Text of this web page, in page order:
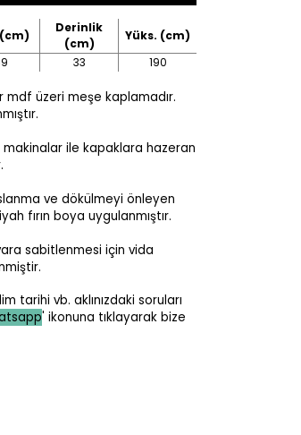
Derinlik
(cm)
Yüks. (cm)
33 190
üzeri meşe kaplamadır.
ile kapaklara hazeran
ve dökülmeyi önleyen
fırın boya uygulanmıştır.
sabitlenmesi için vida
tarihi vb. aklınızdaki soruları
' ikonuna tıklayarak bize